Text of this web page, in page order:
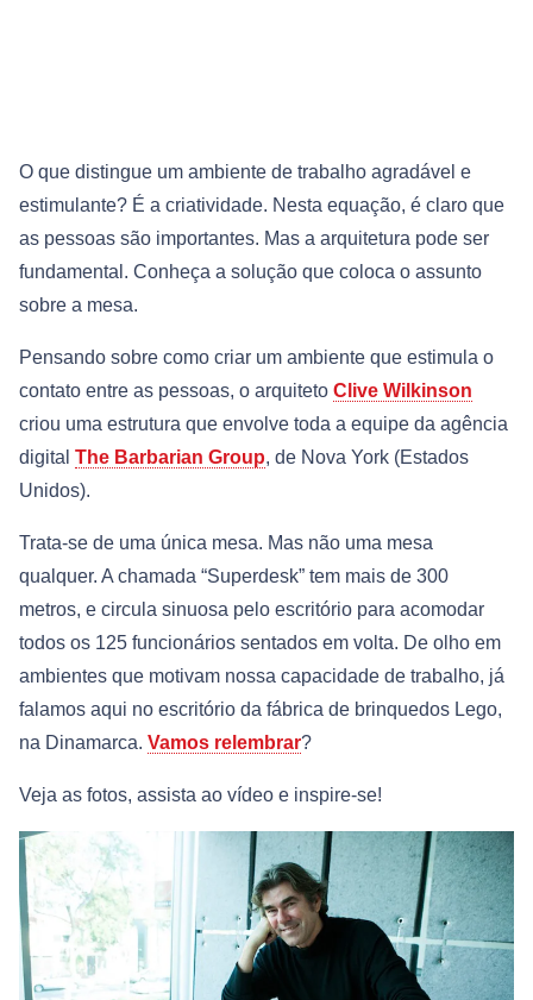
O que distingue um ambiente de trabalho agradável e
estimulante? É a criatividade. Nesta equação, é claro que
as pessoas são importantes. Mas a arquitetura pode ser
fundamental. Conheça a solução que coloca o assunto
sobre a mesa.
Pensando sobre como criar um ambiente que estimula o
contato entre as pessoas, o arquiteto Clive Wilkinson
criou uma estrutura que envolve toda a equipe da agência
digital The Barbarian Group, de Nova York (Estados
Unidos).
Trata-se de uma única mesa. Mas não uma mesa
qualquer. A chamada “Superdesk” tem mais de 300
metros, e circula sinuosa pelo escritório para acomodar
todos os 125 funcionários sentados em volta. De olho em
ambientes que motivam nossa capacidade de trabalho, já
falamos aqui no escritório da fábrica de brinquedos Lego,
na Dinamarca. Vamos relembrar?
Veja as fotos, assista ao vídeo e inspire-se!